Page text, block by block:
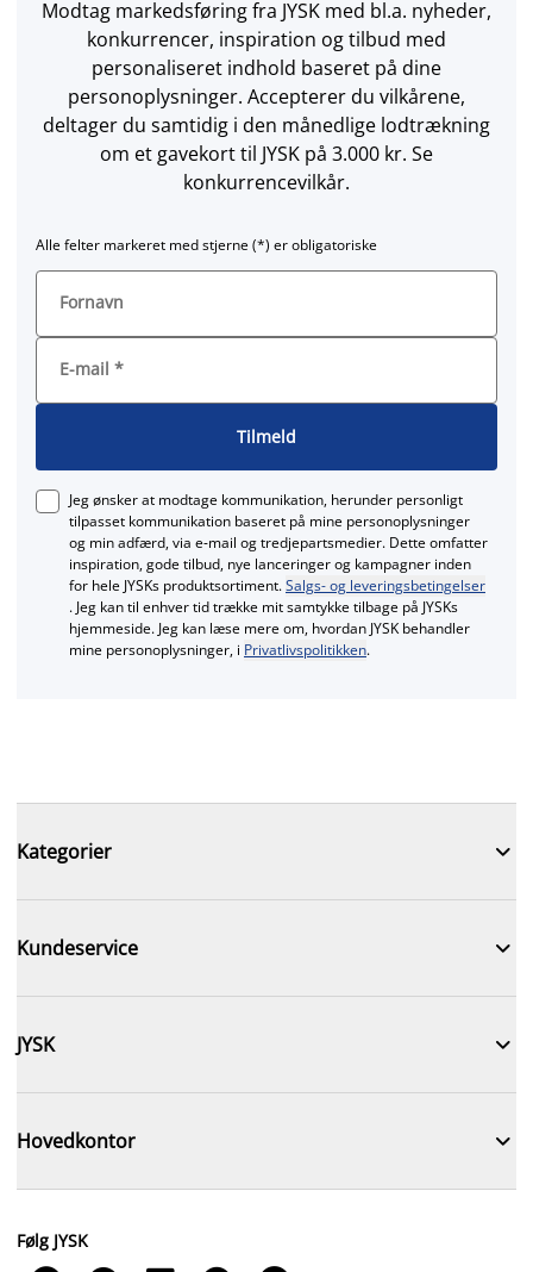
Modtag markedsføring fra JYSK med bl.a. nyheder,
konkurrencer, inspiration og tilbud med
personaliseret indhold baseret på dine
personoplysninger. Accepterer du vilkårene,
deltager du samtidig i den månedlige lodtrækning
om et gavekort til JYSK på 3.000 kr. Se
konkurrencevilkår.
Alle felter markeret med stjerne (*) er obligatoriske
Fornavn
E-mail *
Tilmeld
Jeg ønsker at modtage kommunikation, herunder personligt
tilpasset kommunikation baseret på mine personoplysninger
og min adfærd, via e‑mail og tredjepartsmedier. Dette omfatter
inspiration, gode tilbud, nye lanceringer og kampagner inden
for hele JYSKs produktsortiment.Salgs- og leveringsbetingelser
. Jeg kan til enhver tid trække mit samtykke tilbage på JYSKs
hjemmeside. Jeg kan læse mere om, hvordan JYSK behandler
mine personoplysninger, i Privatlivspolitikken.
Kategorier 
Kundeservice 
JYSK 
Hovedkontor 
Følg JYSK